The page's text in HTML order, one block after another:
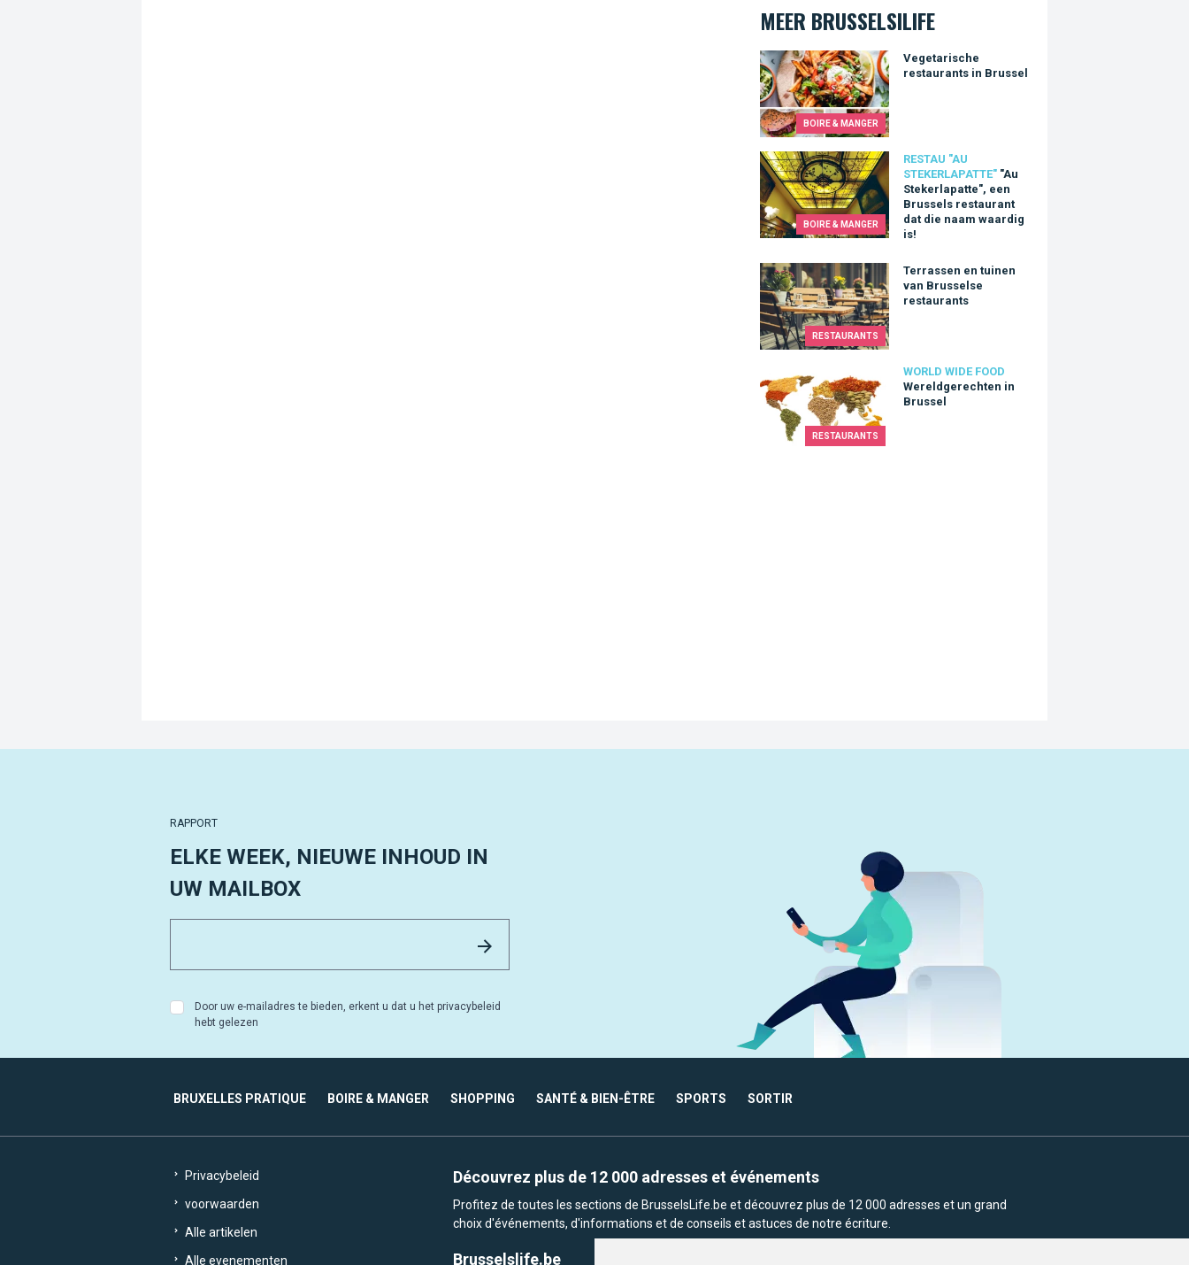
MEER BRUSSELSILIFE
BOIRE & MANGER
Vegetarische
restaurants in Brussel
Vegetarische restaurants in Brussel
BOIRE & MANGER
RESTAU "AU
STEKERLAPATTE" "Au
Stekerlapatte", een
Brussels restaurant
dat die naam waardig
is!
"Au Stekerlapatte", een Brussels restaurant dat die naam waardig is!
RESTAURANTS
Terrassen en tuinen
van Brusselse
restaurants
Terrassen en tuinen van Brusselse restaurants
RESTAURANTS
WORLD WIDE FOOD
Wereldgerechten in
Brussel
Wereldgerechten in Brussel
RAPPORT
ELKE WEEK, NIEUWE INHOUD IN
UW MAILBOX
Door uw e-mailadres te bieden, erkent u dat u het privacybeleid
hebt gelezen
BRUXELLES PRATIQUE BOIRE & MANGER SHOPPING SANTÉ & BIEN-ÊTRE SPORTS SORTIR
Privacybeleid
voorwaarden
Alle artikelen
Alle evenementen
Découvrez plus de 12 000 adresses et événements
Profitez de toutes les sections de BrusselsLife.be et découvrez plus de 12 000 adresses et un grand
choix d'événements, d'informations et de conseils et astuces de notre écriture.
Brusselslife.be